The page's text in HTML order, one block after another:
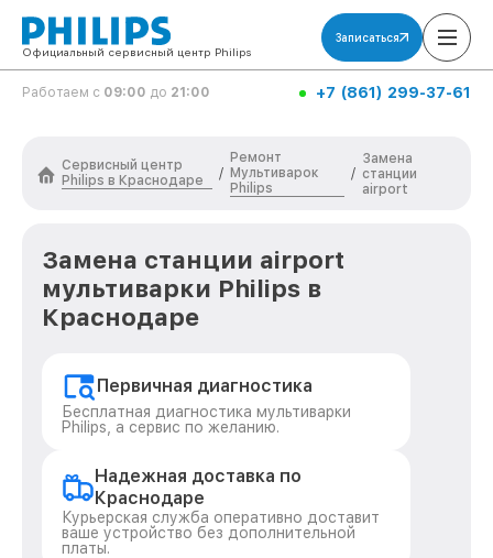
Официальный сервисный центр Philips
Записаться
Работаем с 09:00 до 21:00 +7 (861) 299-37-61
Сервисный центр
Philips в Краснодаре
/
Ремонт
Мультиварок
Philips
/
Замена
станции
airport
Замена станции airport
мультиварки Philips в
Краснодаре
Первичная диагностика
Бесплатная диагностика мультиварки
Philips, а сервис по желанию.
Надежная доставка по
Краснодаре
Курьерская служба оперативно доставит
ваше устройство без дополнительной
платы.